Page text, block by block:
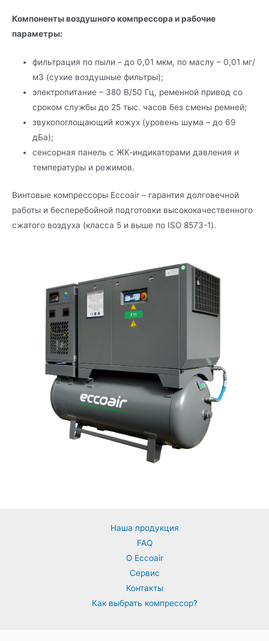
Компоненты воздушного компрессора и рабочие
параметры:
фильтрация по пыли – до 0,01 мкм, по маслу – 0,01 мг/
м3 (сухие воздушные фильтры);
электропитание – 380 В/50 Гц, ременной привод со
сроком службы до 25 тыс. часов без смены ремней;
звукопоглощающий кожух (уровень шума – до 69
дБа);
сенсорная панель с ЖК-индикаторами давления и
температуры и режимов.
Винтовые компрессоры Eccoair – гарантия долговечной
работы и бесперебойной подготовки высококачественного
сжатого воздуха (класса 5 и выше по ISO 8573-1).
Наша продукция
FAQ
О Eccoair
Сервис
Контакты
Как выбрать компрессор?